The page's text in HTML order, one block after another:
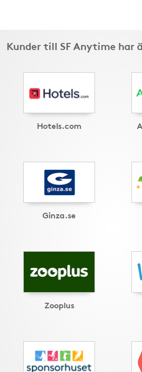
Kunder till SF Anytime har
Hotels.com
Ginza.se
Zooplus